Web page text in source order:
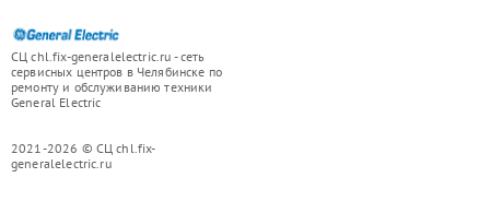
СЦ chl.fix-generalelectric.ru - сеть
сервисных центров в Челябинске по
ремонту и обслуживанию техники
General Electric
2021-2026 © СЦ chl.fix-
generalelectric.ru